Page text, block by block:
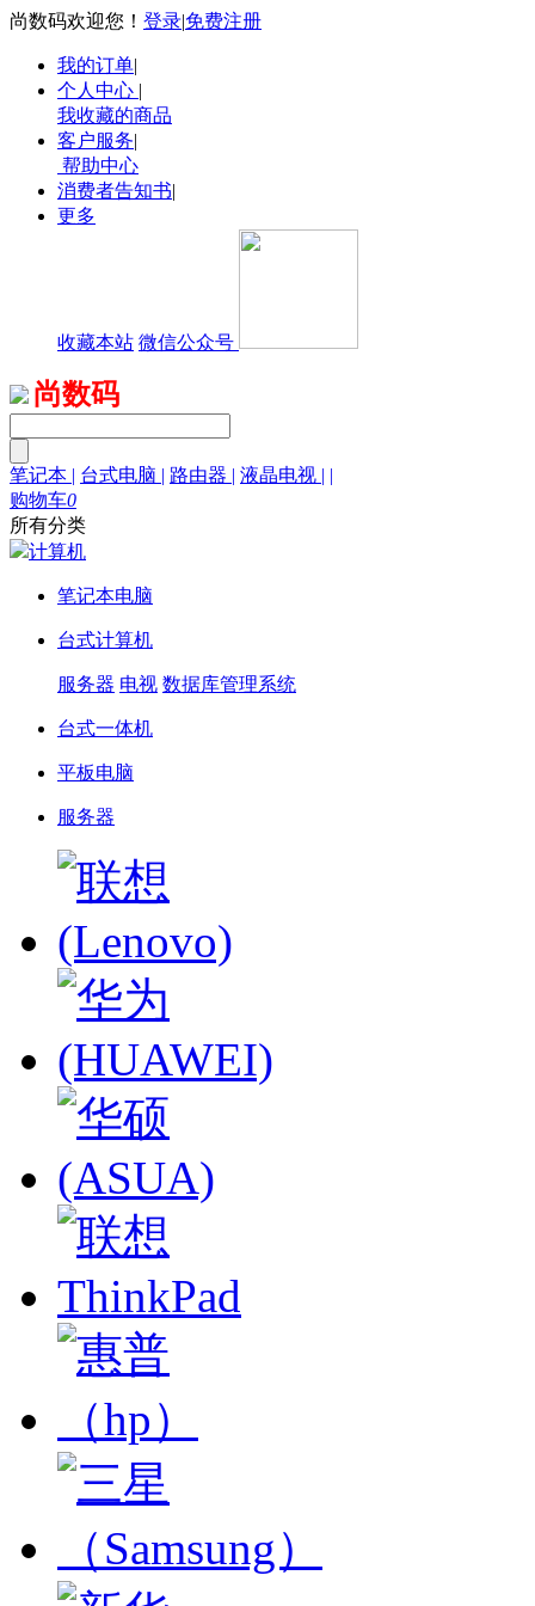
尚数码欢迎您！ 登录|免费注册
我的订单|
个人中心 |
我收藏的商品
客户服务|
帮助中心
消费者告知书|
更多
收藏本站 微信公众号
尚数码
笔记本 | 台式电脑 | 路由器 | 液晶电视 | |
购物车0
所有分类
计算机
笔记本电脑
台式计算机
服务器 电视 数据库管理系统
台式一体机
平板电脑
服务器